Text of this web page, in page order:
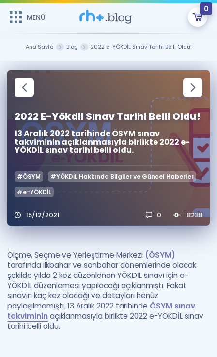
MENÜ
0
Şifremi Hatırlamıyorum
GİRİŞ YAP
ÜYE DEĞİLİM
Sepetin Şu An Boş.
Remzi Hoca ile seni sınava hazırlayacak onlarca eğitim seni
MENÜ
Çalışma Paketleri
Kitaplar ve Kaynaklar
Katılımcı Görüşleri
Ücretsiz Kaynaklar
Puan Hesaplama
ÖSYM Sınav Takvimi
Kampanyalar
Blog
Blog
İngilizce Gramer
Hakkımızda
Soru & Cevap
Ana Sayfa Blog 2022 e-YÖKDİL Sınav Tarihi Belli Oldu!
2022 E-Yökdil Sınav Tarihi Belli Oldu!
13 Aralık 2022 tarihinde ÖSYM sınav
takviminin açıklanmasıyla birlikte 2022 e-
YÖKDİL sınav tarihi belli oldu.
#ÖSYM
#YÖKDİL Hakkında Bilgiler ve Güncel Haberler
#e-YÖKDİL
15/12/2021 0 18238
Ölçme, Seçme ve Yerleştirme Merkezi (ÖSYM)
tarafında ilkbahar ve sonbahar dönemlerinde olacak
şekilde yılda 2 kez düzenlenen YÖKDİL sınavı için e-
YÖKDİL düzenlemesi yapılacağı açıklanmıştı. Fakat
sınavın kaç kez olacağı ve detayları henüz
paylaşılmamıştı. 13 Aralık 2022 tarihinde ÖSYM sınav
takvimininaçıklanmasıyla birlikte 2022 e-YÖKDİL sınav
tarihi belli oldu.